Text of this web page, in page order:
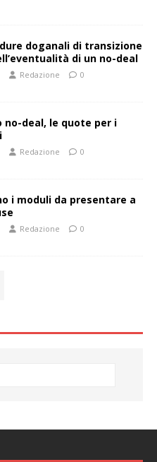
doganali di transizione
di un no-deal
Redazione 0
no-deal, le quote per i
Redazione 0
i moduli da presentare a
Redazione 0